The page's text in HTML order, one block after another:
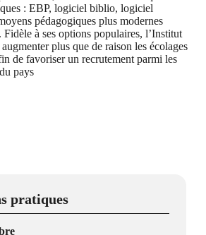
: EBP, logiciel biblio, logiciel
pédagogiques plus modernes
à ses options populaires, l’Institut
augmenter plus que de raison les écolages
de favoriser un recrutement parmi les
pays
pratiques